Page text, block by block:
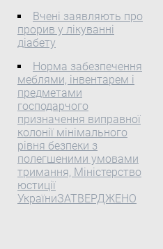
призначення станом на 4
березня 2013 року та
внесення їх до реєстру
Відповідно до пункту 3
Положення про реєстр
оптово-відпускних цін на
лікарські засоби і вироби
медичного призначення
та порядок внесення до
нього змін( z1638-12 ),
затвердженого наказом
Міністерства охорони
здоров'я України від 7
Вчені заявляють про
прорив у лікуванні
діабету
Норма забезпечення
меблями, інвентарем і
предметами
господарчого
призначення виправної
колонії мінімального
рівня безпеки з
полегшеними умовами
тримання, Міністерство
юстиції
УкраїниЗАТВЕРДЖЕНО